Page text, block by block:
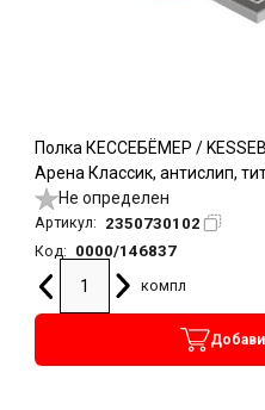
Полка КЕССЕБЁМЕР /
Арена Классик, антислип,
Не определен
Артикул: 2350730102
Код:
0000/146837
компл